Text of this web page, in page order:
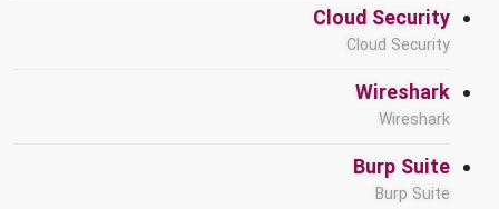
Cloud Security
Cloud Security
Wireshark
Wireshark
Burp Suite
Burp Suite